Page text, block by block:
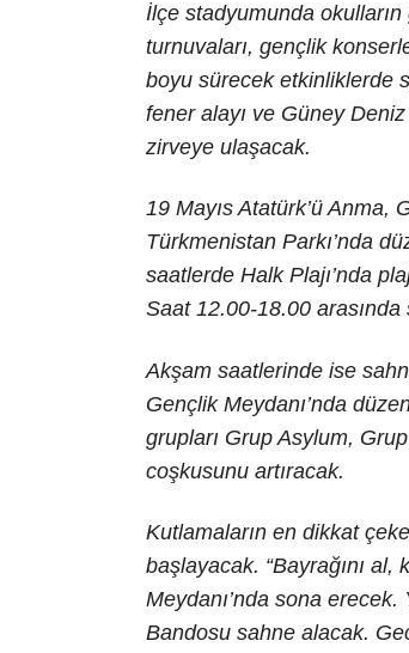
İlçe stadyumunda
turnuvaları, gençlik
boyu sürecek etkinliklerde
fener alayı ve Güney
zirveye ulaşacak.
19 Mayıs Atatürk’ü Anma,
Türkmenistan Parkı’nda
saatlerde Halk Plajı’nda
Saat 12.00-18.00
Akşam saatlerinde ise
Gençlik Meydanı’nda
grupları Grup Asylum,
coşkusunu artıracak.
Kutlamaların en dikkat
başlayacak. “Bayrağını al,
Meydanı’nda sona
Bandosu sahne alacak.